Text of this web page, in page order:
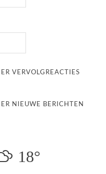
VERVOLGREACTIES
NIEUWE BERICHTEN
18°